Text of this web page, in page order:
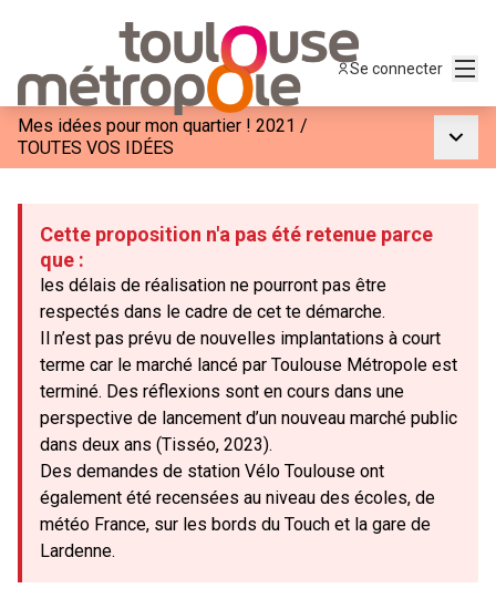
Se connecter
Mes idées pour mon quartier ! 2021 /
TOUTES VOS IDÉES
Cette proposition n'a pas été retenue parce
que :
les délais de réalisation ne pourront pas être
respectés dans le cadre de cet te démarche.
Il n’est pas prévu de nouvelles implantations à court
terme car le marché lancé par Toulouse Métropole est
terminé. Des réflexions sont en cours dans une
perspective de lancement d’un nouveau marché public
dans deux ans (Tisséo, 2023).
Des demandes de station Vélo Toulouse ont
également été recensées au niveau des écoles, de
météo France, sur les bords du Touch et la gare de
Lardenne.